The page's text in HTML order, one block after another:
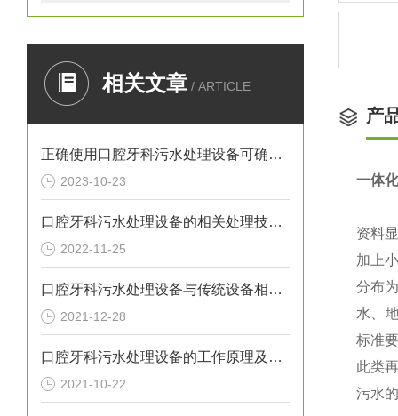
相关文章 / ARTICLE
正确使用口腔牙科污水处理设备可确保处理效果
2023-10-23
口腔牙科污水处理设备的相关处理技术介绍
2022-11-25
口腔牙科污水处理设备与传统设备相比的优势介绍
2021-12-28
口腔牙科污水处理设备的工作原理及出故障时需采取的措施介绍
2021-10-22
产
一体
资料
加上
分布
水、
标准
此类
污水